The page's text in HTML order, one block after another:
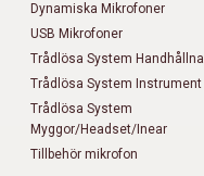
Dynamiska Mikrofoner
USB Mikrofoner
Trådlösa System Handhållna
Trådlösa System Instrument
Trådlösa System
Myggor/Headset/Inear
Tillbehör mikrofon